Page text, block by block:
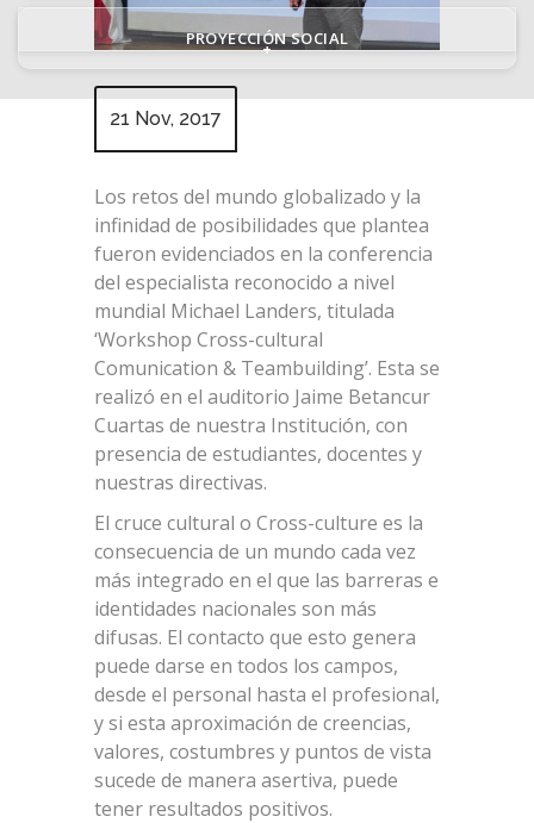
PROYECCIÓN SOCIAL
+
21 Nov, 2017
Los retos del mundo globalizado y la
infinidad de posibilidades que plantea
fueron evidenciados en la conferencia
del especialista reconocido a nivel
mundial Michael Landers, titulada
‘Workshop Cross-cultural
Comunication & Teambuilding’. Esta se
realizó en el auditorio Jaime Betancur
Cuartas de nuestra Institución, con
presencia de estudiantes, docentes y
nuestras directivas.
El cruce cultural o Cross-culture es la
consecuencia de un mundo cada vez
más integrado en el que las barreras e
identidades nacionales son más
difusas. El contacto que esto genera
puede darse en todos los campos,
desde el personal hasta el profesional,
y si esta aproximación de creencias,
valores, costumbres y puntos de vista
sucede de manera asertiva, puede
tener resultados positivos.